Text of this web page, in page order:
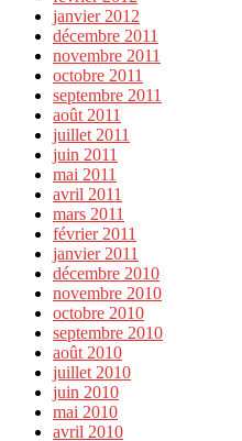
janvier 2012
décembre 2011
novembre 2011
octobre 2011
septembre 2011
août 2011
juillet 2011
juin 2011
mai 2011
avril 2011
mars 2011
février 2011
janvier 2011
décembre 2010
novembre 2010
octobre 2010
septembre 2010
août 2010
juillet 2010
juin 2010
mai 2010
avril 2010